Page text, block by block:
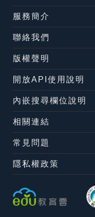
服務簡介
聯絡我們
版權聲明
開放API使用說明
內嵌搜尋欄位說明
相關連結
常見問題
隱私權政策